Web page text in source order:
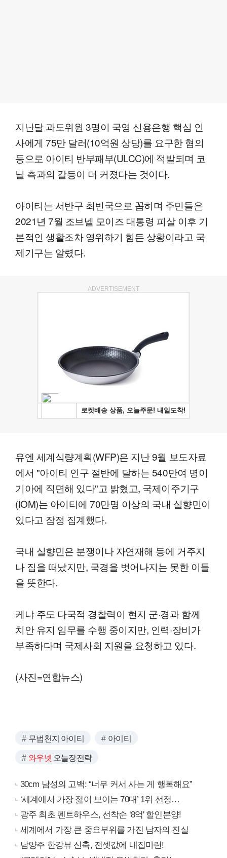
지난달 과도위원 3명이 국영 신용은행 핵심 인
사에게 75만 달러(10억원 상당)를 요구한 혐의
등으로 아이티 반부패부(ULCC)에 적발되며 코
닐 측과의 갈등이 더 커졌다는 것이다.
아이티는 서반구 최빈국으로 꼽히며 주민들은
2021년 7월 조브넬 모이즈 대통령 피살 이후 기
본적인 생활조차 영위하기 힘든 상황이라고 국
제기구는 알렸다.
ADVERTISEMENT
유엔 세계식량계획(WFP)은 지난 9월 보도자료
에서 "아이티 인구 절반에 달하는 540만여 명이
기아에 직면해 있다"고 밝혔고, 국제이주기구
(IOM)는 아이티에 70만명 이상의 국내 실향민이
있다고 잠정 집계했다.
국내 실향민은 분쟁이나 자연재해 등에 거주지
나 집을 떠났지만, 국경을 벗어나지는 못한 이들
을 뜻한다.
케냐 주도 다국적 경찰력이 현지 군·경과 함께
치안 유지 임무를 수행 중이지만, 인력·장비가
부족하다며 국제사회 지원을 요청하고 있다.
(사진=연합뉴스)
무법천지 아이티 아이티
와우넷 오늘장전략
30cm 남성의 고백: “너무 커서 사는 게 행복해요”
‘세계에서 가장 젊어 보이는 70대’ 1위 선정…
광주 최초 펜트하우스, 선착순 ‘8억' 할인분양!
세계에서 가장 큰 중요부위를 가진 남자의 진실
남양주 한강뷰 신축, 전셋값에 내집마련!